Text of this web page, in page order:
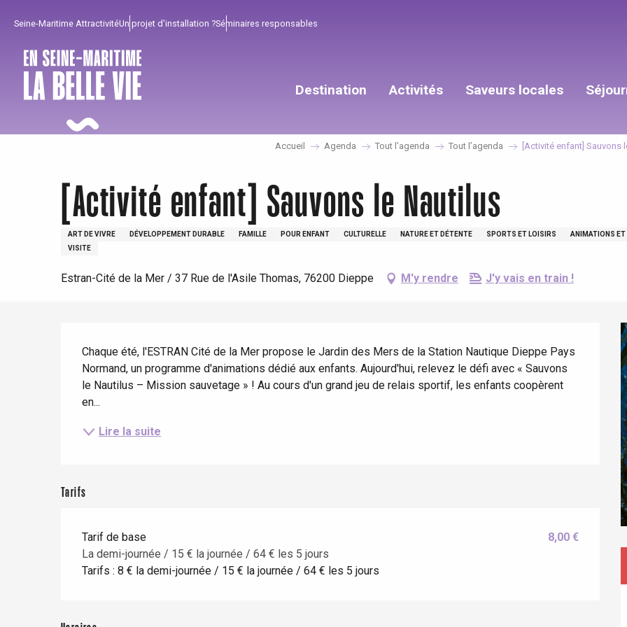
principal
Seine-Maritime AttractivitéUn projet d'installation ?Séminaires responsables
Destination
Criel-sur-Mer
Activités
Avec les enfants
Entre amis
Saveurs locales
Séjours à vélo
Accueil Agenda Tout l’agenda Tout l’agenda [Activité enfant] Sauvons
[Activité enfant] Sauvons le Nautilus
ART DE VIVRE DÉVELOPPEMENT DURABLE FAMILLE POUR ENFANT CULTURELLE NATURE ET DÉTENTE SPORTS ET LOISIRS ANIMATIONS ET
VISITE
Estran-Cité de la Mer / 37 Rue de l'Asile Thomas, 76200 Dieppe M'y rendre J'y vais en train !
Chaque été, l'ESTRAN Cité de la Mer propose le Jardin des Mers de la Station Nautique Dieppe Pays
Normand, un programme d'animations dédié aux enfants. Aujourd'hui, relevez le défi avec « Sauvons
le Nautilus – Mission sauvetage » ! Au cours d'un grand jeu de relais sportif, les enfants coopèrent
en...
Lire la suite
Tarifs
Tarif de base
La demi-journée / 15 € la journée / 64 € les 5 jours
8,00 €
Tarifs : 8 € la demi-journée / 15 € la journée / 64 € les 5 jours